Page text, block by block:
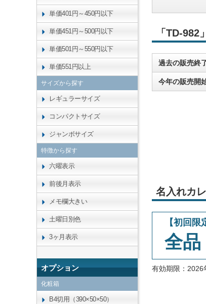
「TD-
過去の販売終
今年の販売開
名入れカ
【初回限
全品
有効期限：2026
単価401円～450円以下
単価451円～500円以下
単価501円～550円以下
単価551円以上
サイズから探す
レギュラーサイズ
コンパクトサイズ
ジャンボサイズ
特徴から探す
六曜表示
前後月表示
メモ欄大きい
土曜日別色
3ヶ月表示
オプション
化粧箱
B4切用（390×50×50）